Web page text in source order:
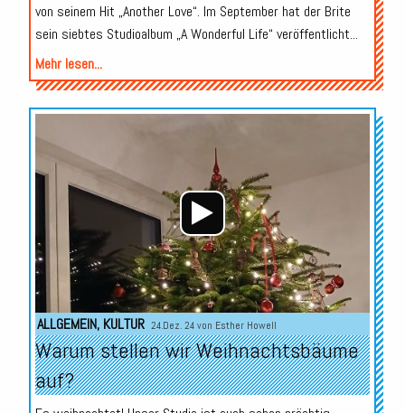
von seinem Hit „Another Love“. Im September hat der Brite
sein siebtes Studioalbum „A Wonderful Life“ veröffentlicht...
Mehr lesen...
Audio-
Player
ALLGEMEIN, KULTUR 24.Dez. 24 von Esther Howell
Warum stellen wir Weihnachtsbäume
auf?